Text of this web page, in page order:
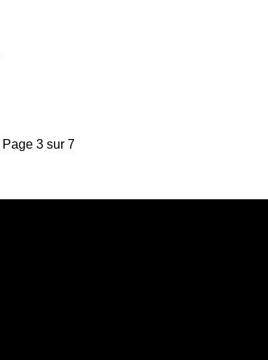
Page 3 sur 7